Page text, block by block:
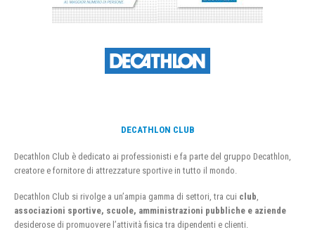
DECATHLON CLUB
Decathlon Club è dedicato ai professionisti e fa parte del gruppo Decathlon,
creatore e fornitore di attrezzature sportive in tutto il mondo.
Decathlon Club si rivolge a un’ampia gamma di settori, tra cui club
associazioni sportive, scuole, amministrazioni pubbliche e aziende
desiderose di promuovere l’attività fisica tra dipendenti e clienti.